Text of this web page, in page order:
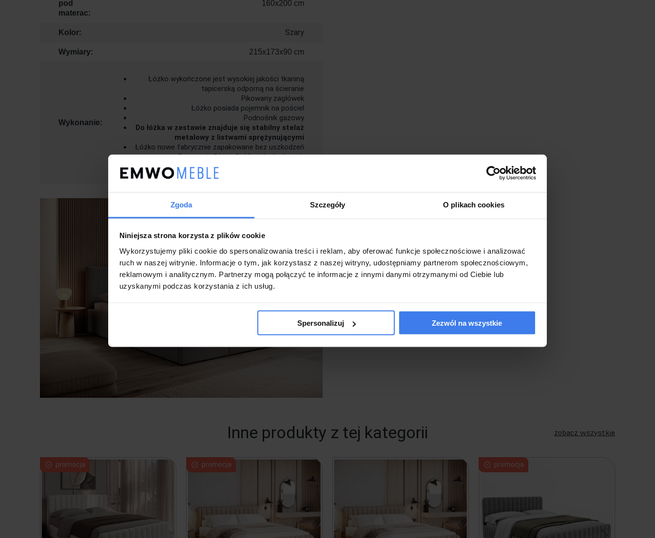
Zgoda Szczegóły O plikach cookies
Niniejsza strona korzysta z plików cookie
Wykorzystujemy pliki cookie do spersonalizowania treści i reklam, aby oferować funkcje społecznościowe i analizować
ruch w naszej witrynie. Informacje o tym, jak korzystasz z naszej witryny, udostępniamy partnerom społecznościowym,
reklamowym i analitycznym. Partnerzy mogą połączyć te informacje z innymi danymi otrzymanymi od Ciebie lub
uzyskanymi podczas korzystania z ich usług.
Spersonalizuj Zezwól na wszystkie
pod
materac:
160x200 cm
Kolor: Szary
Wymiary: 215x173x90 cm
Wykonanie:
Łóżko wykończone jest wysokiej jakości tkaniną
tapicerską odporną na ścieranie
Pikowany zagłówek
Łóżko posiada pojemnik na pościel
Podnośnik gazowy
Do łóżka w zestawie znajduje się stabilny stelaż
metalowy z listwami sprężynującymi
Łóżko nowe fabrycznie zapakowane bez uszkodzeń
Gwarancja 2 lata dla klientów będących
Inne produkty z tej kategorii zobacz wszystkie
promocja promocja promocja